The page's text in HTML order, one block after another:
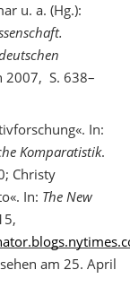
u. a. (Hg.):
senschaft.
2007, S. 638–
In:
Komparatistik.
Christy
In: The New
am 25. April